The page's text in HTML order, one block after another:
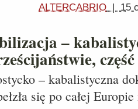
ALTERCABRIO | 15
–
– kabalistyczna
się po całej